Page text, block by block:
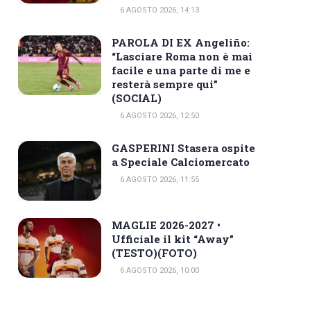
6 AGOSTO 2026, 14:13
PAROLA DI EX Angeliño:
“Lasciare Roma non è mai
facile e una parte di me e
resterà sempre qui”
(SOCIAL)
6 AGOSTO 2026, 12:50
GASPERINI Stasera ospite
a Speciale Calciomercato
6 AGOSTO 2026, 11:55
MAGLIE 2026-2027 •
Ufficiale il kit “Away”
(TESTO)(FOTO)
6 AGOSTO 2026, 10:00